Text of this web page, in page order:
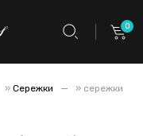
0
» Сережки » сережки